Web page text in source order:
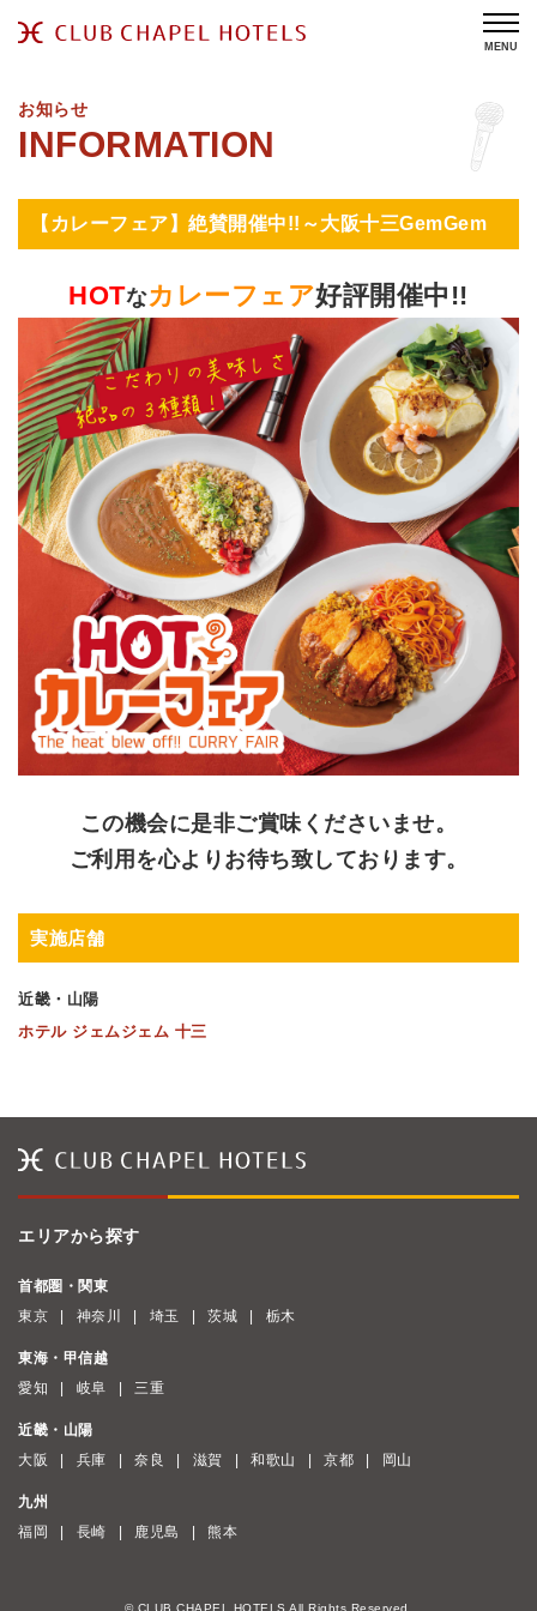
MENU
お知らせ
【カレーフェア】絶賛開催中!!～大阪十三GemGem
HOTなカレーフェア好評開催中!!
この機会に是非ご賞味くださいませ。
ご利用を心よりお待ち致しております。
実施店舗
近畿・山陽
ホテル ジェムジェム 十三
エリアから探す
首都圏・関東
東京
神奈川 埼玉 茨城 栃木
東海・甲信越
愛知
岐阜 三重
近畿・山陽
大阪
兵庫 奈良 滋賀 和歌山 京都 岡山
九州
福岡
長崎 鹿児島 熊本
© CLUB CHAPEL HOTELS All Rights Reserved.